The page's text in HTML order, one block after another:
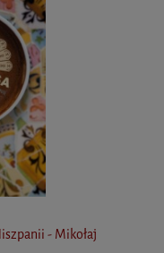
- Mikołaj